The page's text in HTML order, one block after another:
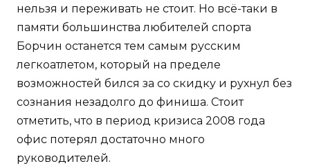
нельзя и переживать не стоит. Но всё-таки в
памяти большинства любителей спорта
Борчин останется тем самым русским
легкоатлетом, который на пределе
возможностей бился за со скидку и рухнул без
сознания незадолго до финиша. Стоит
отметить, что в период кризиса 2008 года
офис потерял достаточно много
руководителей.